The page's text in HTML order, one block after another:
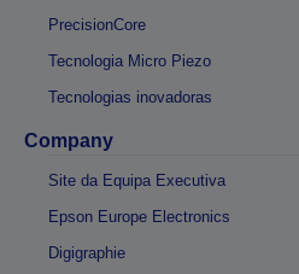
PrecisionCore
Tecnologia Micro Piezo
Tecnologias inovadoras
Company
Site da Equipa Executiva
Epson Europe Electronics
Digigraphie